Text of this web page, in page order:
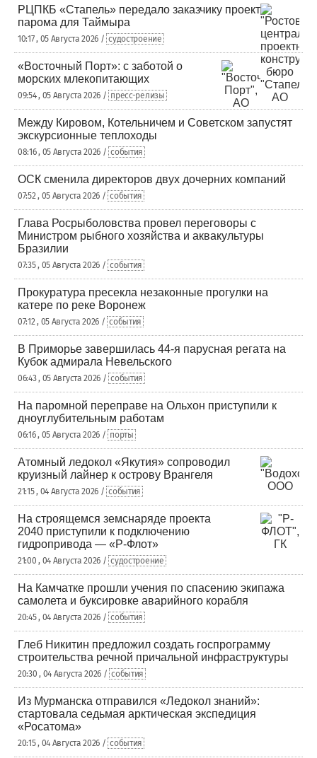
РЦПКБ «Стапель» передало заказчику проект
парома для Таймыра
10:17 , 05 Августа 2026 / судостроение
«Восточный Порт»: с заботой о
морских млекопитающих
09:54 , 05 Августа 2026 / пресс-релизы
Между Кировом, Котельничем и Советском запустят
экскурсионные теплоходы
08:16 , 05 Августа 2026 / события
ОСК сменила директоров двух дочерних компаний
07:52 , 05 Августа 2026 / события
Глава Росрыболовства провел переговоры с
Министром рыбного хозяйства и аквакультуры
Бразилии
07:35 , 05 Августа 2026 / события
Прокуратура пресекла незаконные прогулки на
катере по реке Воронеж
07:12 , 05 Августа 2026 / события
В Приморье завершилась 44-я парусная регата на
Кубок адмирала Невельского
06:43 , 05 Августа 2026 / события
На паромной переправе на Ольхон приступили к
дноуглубительным работам
06:16 , 05 Августа 2026 / порты
Атомный ледокол «Якутия» сопроводил
круизный лайнер к острову Врангеля
21:15 , 04 Августа 2026 / события
На строящемся земснаряде проекта
2040 приступили к подключению
гидропривода — «Р-Флот»
21:00 , 04 Августа 2026 / судостроение
На Камчатке прошли учения по спасению экипажа
самолета и буксировке аварийного корабля
20:45 , 04 Августа 2026 / события
Глеб Никитин предложил создать госпрограмму
строительства речной причальной инфраструктуры
20:30 , 04 Августа 2026 / события
Из Мурманска отправился «Ледокол знаний»:
стартовала седьмая арктическая экспедиция
«Росатома»
20:15 , 04 Августа 2026 / события